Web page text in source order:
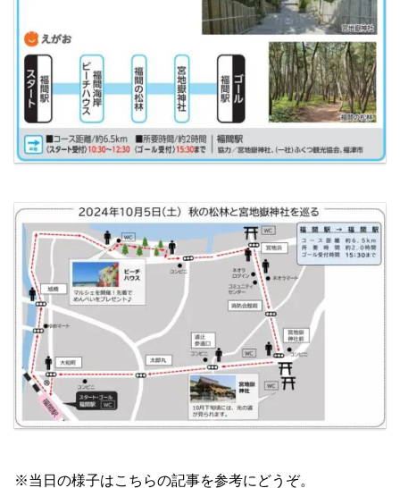
※当日の様子はこちらの記事を参考にどうぞ。